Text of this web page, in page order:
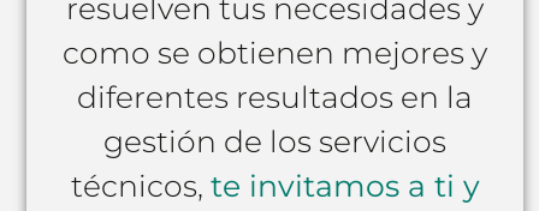
resuelven tus necesidades y
como se obtienen mejores y
diferentes resultados en la
gestión de los servicios
técnicos, te invitamos a ti y